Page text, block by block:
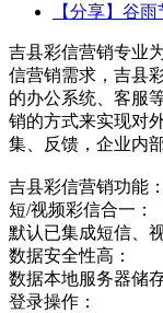
【分享】谷
吉县彩信营销专业
信营销需求，吉县
的办公系统、客服
销的方式来实现对
集、反馈，企业内
吉县彩信营销功能：
短/视频彩信合一：
默认已集成短信、
数据安全性高：
数据本地服务器储
登录操作：